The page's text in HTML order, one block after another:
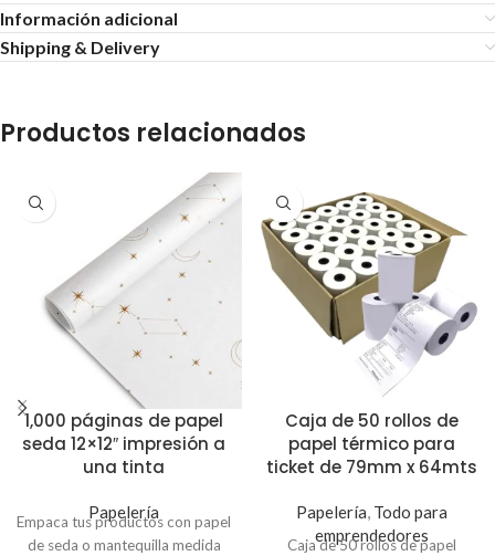
Información adicional
Shipping & Delivery
Productos relacionados
1,000 páginas de papel
seda 12×12″ impresión a
una tinta
Papelería
Empaca tus productos con papel
de seda o mantequilla medida
Caja de 50 rollos de
papel térmico para
ticket de 79mm x 64mts
Papelería, Todo para
emprendedores
Caja de 50 rollos de papel